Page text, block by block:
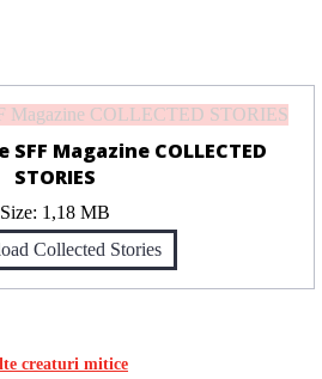
Magazine COLLECTED
STORIES
Size: 1,18 MB
Collected Stories
creaturi mitice